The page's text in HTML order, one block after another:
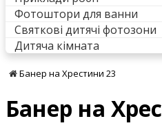
Фотоштори для ванни
Святкові дитячі фотозони
Дитяча кімната
Банер на Хрестини 23
Банер на